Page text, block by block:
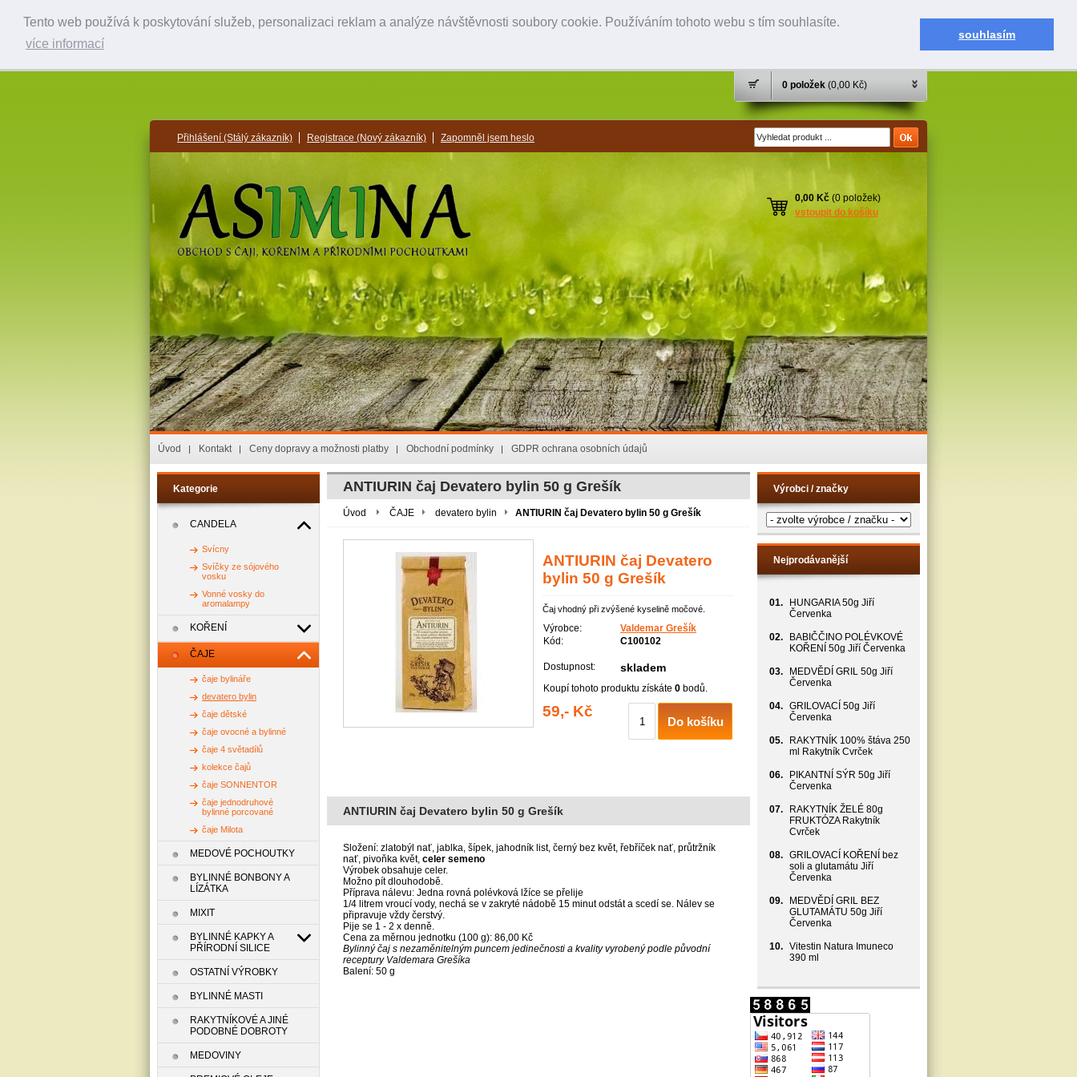
Tento web používá k poskytování služeb, personalizaci reklam a analýze návštěvnosti soubory cookie. Používáním tohoto webu s tím souhlasíte.
více informací
souhlasím
0 položek (0,00 Kč)
Přihlášení (Stálý zákazník) Registrace (Nový zákazník) Zapomněl jsem heslo
0,00 Kč (0 položek)
vstoupit do košíku
Úvod Kontakt Ceny dopravy a možnosti platby Obchodní podmínky GDPR ochrana osobních údajů
Kategorie
CANDELA
Svícny
Svíčky ze sójového
vosku
Vonné vosky do
aromalampy
KOŘENÍ
ČAJE
čaje bylináře
devatero bylin
čaje dětské
čaje ovocné a bylinné
čaje 4 světadílů
kolekce čajů
čaje SONNENTOR
čaje jednodruhové
bylinné porcované
čaje Milota
MEDOVÉ POCHOUTKY
BYLINNÉ BONBONY A
LÍZÁTKA
MIXIT
BYLINNÉ KAPKY A
PŘÍRODNÍ SILICE
OSTATNÍ VÝROBKY
BYLINNÉ MASTI
RAKYTNÍKOVÉ A JINÉ
PODOBNÉ DOBROTY
MEDOVINY
ANTIURIN čaj Devatero bylin 50 g Grešík
Úvod ČAJE devatero bylin ANTIURIN čaj Devatero bylin 50 g Grešík
ANTIURIN čaj Devatero
bylin 50 g Grešík
Čaj vhodný při zvýšené kyselině močové.
Výrobce:
Valdemar Grešík
Kód:
C100102
Dostupnost: skladem
Koupí tohoto produktu získáte 0 bodů.
59,- Kč
Do košíku
ANTIURIN čaj Devatero bylin 50 g Grešík
Složení: zlatobýl nať, jablka, šípek, jahodník list, černý bez květ, řebříček nať, průtržník
nať, pivoňka květ, celer semeno
Výrobek obsahuje celer.
Možno pít dlouhodobě.
Příprava nálevu: Jedna rovná polévková lžíce se přelije
1/4 litrem vroucí vody, nechá se v zakryté nádobě 15 minut odstát a scedí se. Nálev se
připravuje vždy čerstvý.
Pije se 1 - 2 x denně.
Cena za měrnou jednotku (100 g): 86,00 Kč
Bylinný čaj s nezaměnitelným puncem jedinečnosti a kvality vyrobený podle původní
receptury Valdemara Grešíka
Balení: 50 g
Výrobci / značky
Nejprodávanější
01.
HUNGARIA 50g Jiří
Červenka
02.
BABIČČINO POLÉVKOVÉ
KOŘENÍ 50g Jiří Červenka
03.
MEDVĚDÍ GRIL 50g Jiří
Červenka
04. GRILOVACÍ 50g Jiří
Červenka
05.
RAKYTNÍK 100% štáva 250
ml Rakytník Cvrček
06.
PIKANTNÍ SÝR 50g Jiří
Červenka
07.
RAKYTNÍK ŽELÉ 80g
FRUKTÓZA Rakytník
Cvrček
08. GRILOVACÍ KOŘENÍ bez
soli a glutamátu Jiří
Červenka
09.
MEDVĚDÍ GRIL BEZ
GLUTAMÁTU 50g Jiří
Červenka
10. Vitestin Natura Imuneco
390 ml